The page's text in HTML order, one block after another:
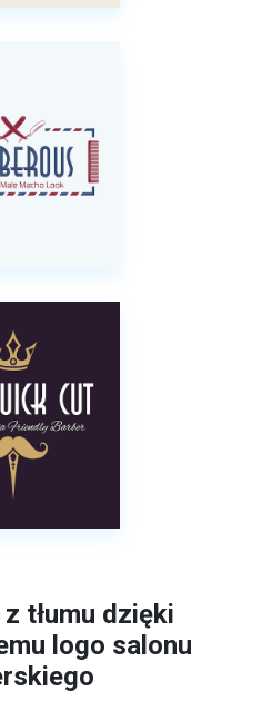
tłumu dzięki
logo salonu